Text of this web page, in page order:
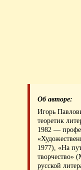
Об авторе:
Игорь
теоретик
1982 —
1977), «На
творчество»
русской